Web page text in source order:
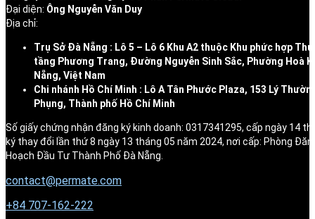
Đại diện: Ông Nguyễn Văn Duy
Địa chỉ:
Trụ Sở Đà Nẵng : Lô 5 – Lô 6 Khu A2 thuộc Khu phức hợp
tầng Phương Trang, Đường Nguyễn Sinh Sắc, Phường Hoà
Nẵng, Việt Nam
Chi nhánh Hồ Chí Minh : Lô A Tân Phước Plaza, 153 Lý
Phụng, Thành phố Hồ Chí Minh
Số giấy chứng nhận đăng ký kinh doanh: 0317341295, cấp ngày 14
ký thay đổi lần thứ 8 ngày 13 tháng 05 năm 2024, nơi cấp: Phòng
Hoạch Đầu Tư Thành Phố Đà Nẵng.
contact@permate.com
+84 707-162-222